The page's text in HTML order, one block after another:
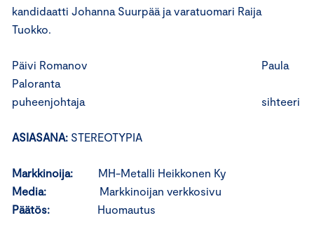
kandidaatti Johanna Suurpää ja varatuomari Raija
Tuokko.
Päivi Romanov Paula
Paloranta
puheenjohtaja sihteeri
ASIASANA: STEREOTYPIA
Markkinoija: MH-Metalli Heikkonen Ky
Media: Markkinoijan verkkosivu
Päätös: Huomautus